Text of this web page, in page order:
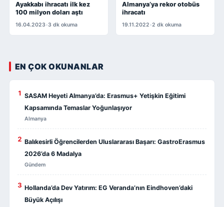
Ayakkabı ihracatı ilk kez
100 milyon doları aştı
16.04.2023•3 dk okuma
Almanya’ya rekor otobüs
ihracatı
19.11.2022•2 dk okuma
EN ÇOK OKUNANLAR
1 SASAM Heyeti Almanya’da: Erasmus+ Yetişkin Eğitimi
Kapsamında Temaslar Yoğunlaşıyor
Almanya
2 Balıkesirli Öğrencilerden Uluslararası Başarı: GastroErasmus
2026’da 6 Madalya
Gündem
3 Hollanda’da Dev Yatırım: EG Veranda’nın Eindhoven’daki
Büyük Açılışı